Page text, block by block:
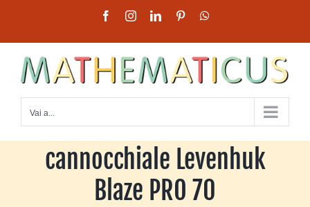
contenuto
FacebookInstagramLinkedInPinterest
Vai a...
cannocchiale Levenhuk
Blaze PRO 70